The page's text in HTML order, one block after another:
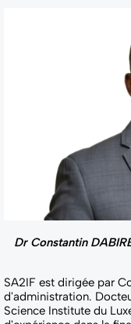
Dr Constantin
SA2IF est dirigée par
d'administration.
Science Institute du